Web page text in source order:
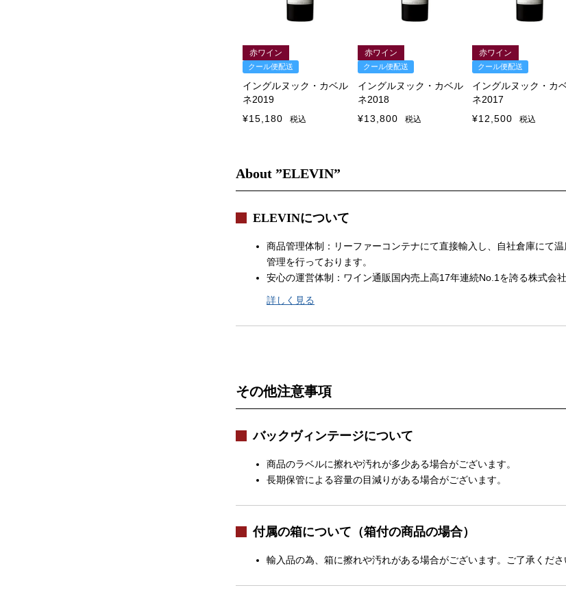
赤ワイン
クール便配送
イングルヌック・カベル
ネ2019
¥15,180 税込
赤ワイン
クール便配送
イングルヌック・カベル
ネ2018
¥13,800 税込
赤ワイン
クール便配送
イングルヌック・カ
ネ2017
¥12,500 税込
About ”ELEVIN”
ELEVINについて
商品管理体制：リーファーコンテナにて直接輸入し、自社倉庫にて
管理を行っております。
安心の運営体制：ワイン通販国内売上高17年連続No.1を誇る株式会
詳しく見る
その他注意事項
バックヴィンテージについて
商品のラベルに擦れや汚れが多少ある場合がございます。
長期保管による容量の目減りがある場合がございます。
付属の箱について（箱付の商品の場合）
輸入品の為、箱に擦れや汚れがある場合がございます。ご了承くださ